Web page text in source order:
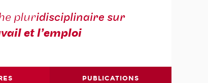
pluridisciplinaire sur
et l’emploi
PUBLICATIONS